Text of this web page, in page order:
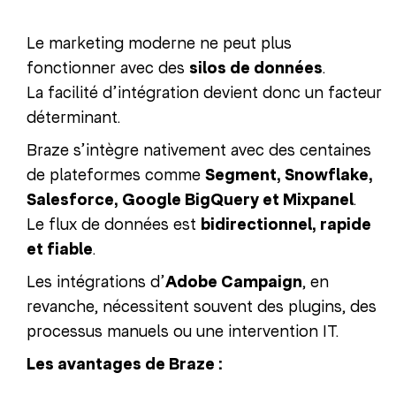
Le marketing moderne ne peut plus
fonctionner avec des silos de données.
La facilité d’intégration devient donc un facteur
déterminant.
Braze s’intègre nativement avec des centaines
de plateformes comme Segment, Snowflake,
Salesforce, Google BigQuery et Mixpanel.
Le flux de données est bidirectionnel, rapide
et fiable.
Les intégrations d’Adobe Campaign, en
revanche, nécessitent souvent des plugins, des
processus manuels ou une intervention IT.
Les avantages de Braze :